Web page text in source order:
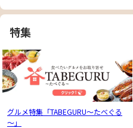
特集
グルメ特集「TABEGURU～たべぐる
～」